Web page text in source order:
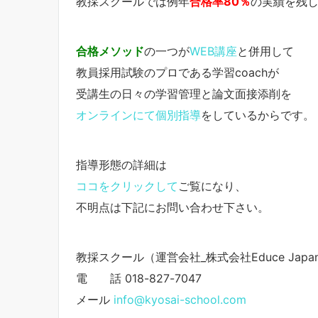
合格メソッドの一つがWEB講座と併用して
教員採用試験のプロである学習coachが
受講生の日々の学習管理と論文面接添削を
オンラインにて個別指導をしているからです。
指導形態の詳細は
ココをクリックして ご覧になり、
不明点は下記にお問い合わせ下さい。
教採スクール（運営会社_株式会社Educe Japan
電 話 018-827-7047
メール info@kyosai-school.com